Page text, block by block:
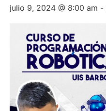
julio 9, 2024 @ 8:00 am -